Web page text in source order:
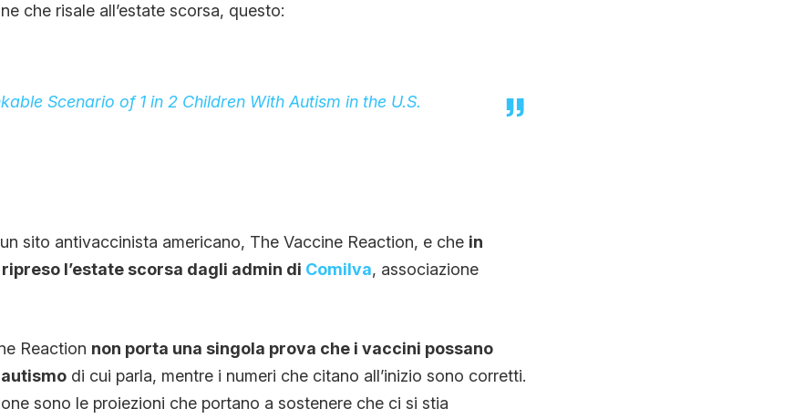
che risale all’estate scorsa, questo:
Scenario of 1 in 2 Children With Autism in the U.S.
sito antivaccinista americano, The Vaccine Reaction, e che in
l’estate scorsa dagli admin di Comilva, associazione
Reaction non porta una singola prova che i vaccini possano
di cui parla, mentre i numeri che citano all’inizio sono corretti.
sono le proiezioni che portano a sostenere che ci si stia